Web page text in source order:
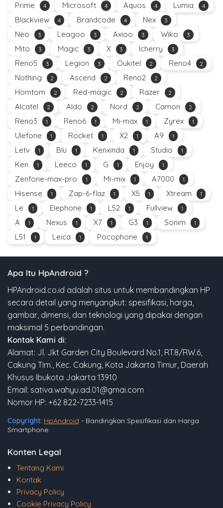
Prime 4 Microsoft 4 Aquos 4 Lumia 4
Blackview 4 Brandcode 4 Nex 3
Neo 3 Leagoo 3 Axioo 3 Wiko 3
Mito 3 Magic 3 X 3 Icherry 3
Reno5 3 Legion 3 Oukitel 2 Reno4 2
Nothing 2 Ascend 2 Reno2 2
Homtom 2 Red-magic 2 Razer 2
Alcatel 2 Aldo 2 Nord 2 Camon 2
Reno3 1 Reno6 1 Mi-max 1 Zyrex 1
Ulefone 1 Rocket 1 X2 1 A9 1
Letv 1 Blu 1 Kenxinda 1 Studio 1
Ken 1 Leeco 1 G 1 Enjoy 1
Zenfone-max-pro 1 Mi-mix 1 A7000 1
Hisense 1 Zap-6-flaz 1 X5 1 Xtream 1
Le 1 Elephone 1 L52 1 Fullview 1
A 1 Nexus 1 X7 1 G3 1 Sonim 1
L51 1 Leica 1 Pocophone 1
Apa Itu HpAndroid ?
HPAndroid.co.id adalah situs untuk membandingkan HP
secara detail yang menyangkut: spesifikasi, harga,
gambar, dimensi, dan teknologi yang dipakai dengan
maksimal 5 perbandingan.
Kontak Kami di:
Alamat: Jl. Jkt Garden City Boulevard No.1, RT.8/RW.6,
Cakung Tim., Kec. Cakung, Kota Jakarta Timur, Daerah
Khusus Ibukota Jakarta 13910
Email: sativa.wahyu.ad.01@gmai.com
Nomor HP: +62 822-7233-1415
Copyright: HpAndroid - Bandingkan Spesifikasi dan Harga
Smartphone
Konten Legal
Tentang Kami
Kontak
Privacy Policy
Cookie Privacy Policy